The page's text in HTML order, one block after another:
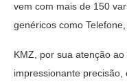
vem com mais de 150
genéricos como
KMZ, por sua atenção
impressionante